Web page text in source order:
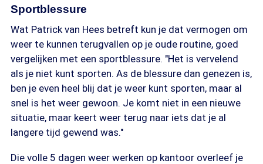
Sportblessure
Wat Patrick van Hees betreft kun je dat vermogen om
weer te kunnen terugvallen op je oude routine, goed
vergelijken met een sportblessure. "Het is vervelend
als je niet kunt sporten. As de blessure dan genezen is,
ben je even heel blij dat je weer kunt sporten, maar al
snel is het weer gewoon. Je komt niet in een nieuwe
situatie, maar keert weer terug naar iets dat je al
langere tijd gewend was."
Die volle 5 dagen weer werken op kantoor overleef je